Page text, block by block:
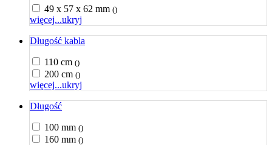
49 x 57 x 62 mm ()
więcej...ukryj
Długość kabla
110 cm ()
200 cm ()
więcej...ukryj
Długość
100 mm ()
160 mm ()